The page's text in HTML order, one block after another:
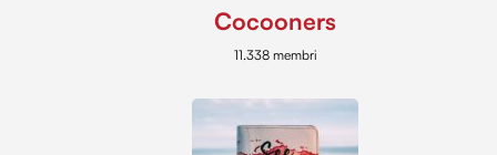
Cocooners
11.338 membri